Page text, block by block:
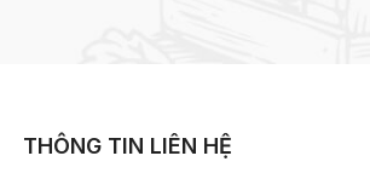
THÔNG TIN LIÊN HỆ